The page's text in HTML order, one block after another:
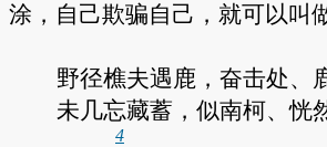
涂，自己欺骗自己，就可以叫
野径樵夫遇鹿，奋击处、
未几忘藏蓄，似南柯、恍
4